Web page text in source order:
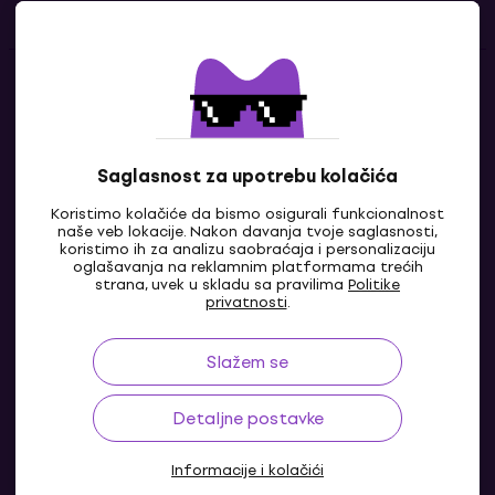
Saglasnost za upotrebu kolačića
Koristimo kolačiće da bismo osigurali funkcionalnost
naše veb lokacije. Nakon davanja tvoje saglasnosti,
koristimo ih za analizu saobraćaja i personalizaciju
oglašavanja na reklamnim platformama trećih
strana, uvek u skladu sa pravilima Politike
privatnosti.
Slažem se
Detaljne postavke
Informacije i kolačići
Kontakti
Kontaktiraj nas
RS